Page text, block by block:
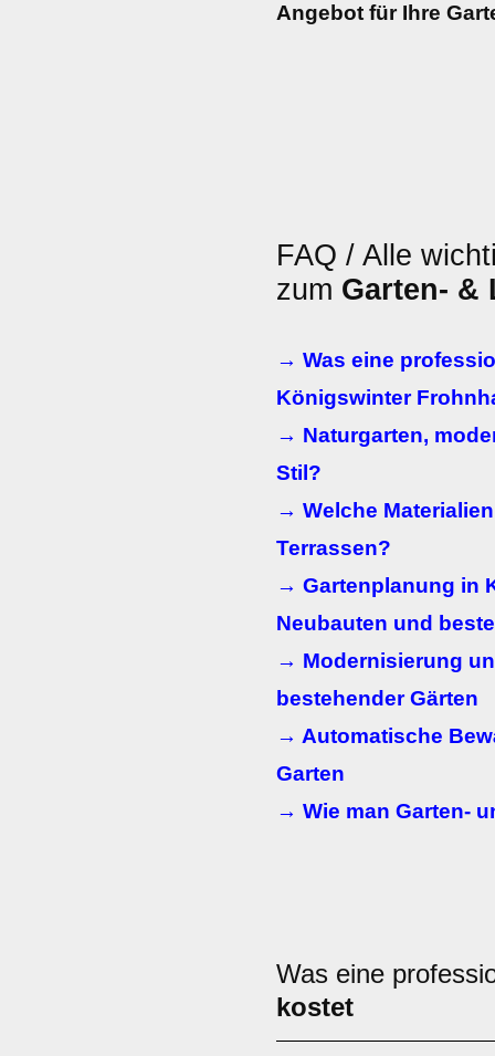
Angebot für Ihre
FAQ / Alle
zum Garten- &
→ Was eine
Königswinter
→ Naturgarten,
Stil?
→ Welche
Terrassen?
→ Gartenplanung in
Neubauten und
→ Modernisierung
bestehender Gärten
→ Automatische
Garten
→ Wie man Garten-
Was eine
kostet